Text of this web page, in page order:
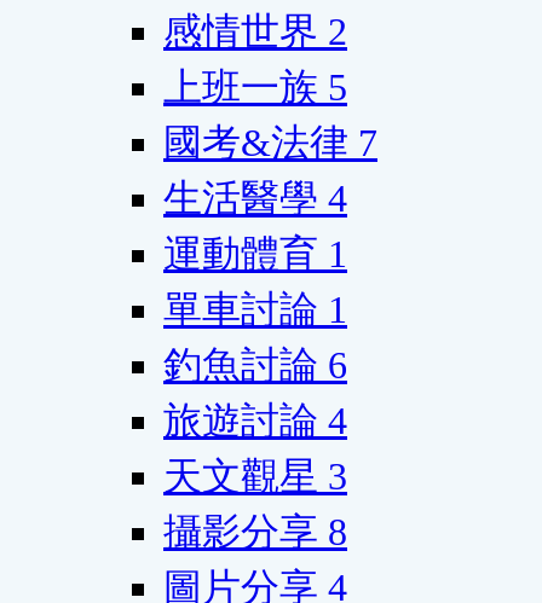
感情世界 2
上班一族 5
國考&法律 7
生活醫學 4
運動體育 1
單車討論 1
釣魚討論 6
旅遊討論 4
天文觀星 3
攝影分享 8
圖片分享 4